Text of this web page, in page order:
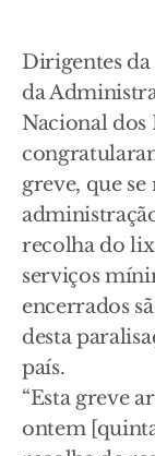
Dirigentes
da
Nacional dos
greve, que
recolha do
serviços
encerrados
desta
país.
“Esta greve
ontem